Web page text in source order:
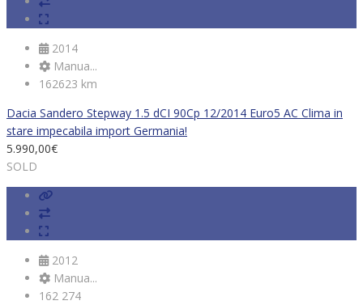
2014
Manua...
162623 km
Dacia Sandero Stepway 1.5 dCI 90Cp 12/2014 Euro5 AC Clima in
stare impecabila import Germania!
5.990,00€
SOLD
2012
Manua...
162 274